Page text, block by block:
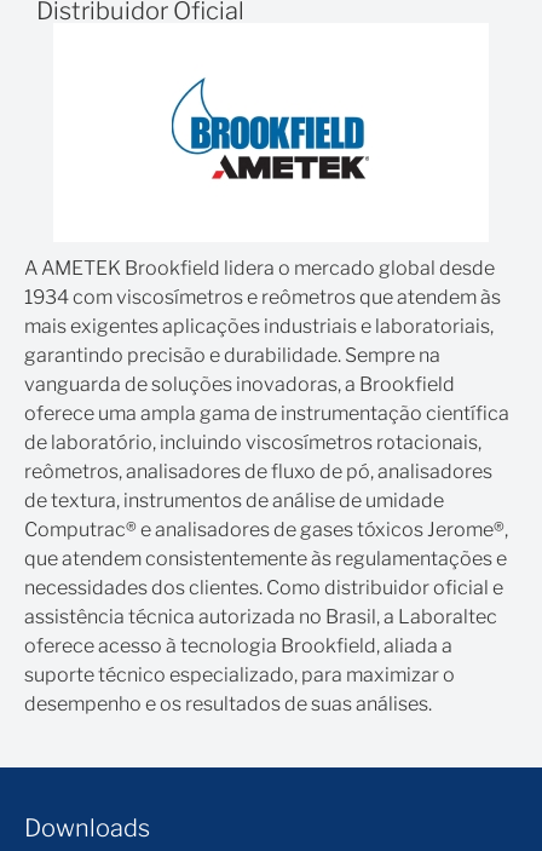
Como distribuidores da
oferecemos suporte técnico especializado para que
nossos clientes possam aproveitar ao máximo todos
os recursos do seu instrumento.
Laboraltec, acesse nossa páginaviscosímetros
Brookfielde descubra as tecnologias mais recentes em
análise de viscosidade e caracterização de materiais.
Pois se preferir, fale com nossos especialistas e receba
suporte técnico e orientação na escolha do
instrumento ideal para a sua aplicação.
Distribuidor Oficial
A AMETEK Brookfield lidera o mercado global desde
1934 com viscosímetros e reômetros que atendem às
mais exigentes aplicações industriais e laboratoriais,
garantindo precisão e durabilidade. Sempre na
vanguarda de soluções inovadoras, a Brookfield
oferece uma ampla gama de instrumentação científica
de laboratório, incluindo viscosímetros rotacionais,
reômetros, analisadores de fluxo de pó, analisadores
de textura, instrumentos de análise de umidade
Computrac® e analisadores de gases tóxicos Jerome®,
que atendem consistentemente às regulamentações e
necessidades dos clientes. Como distribuidor oficial e
assistência técnica autorizada no Brasil, a Laboraltec
oferece acesso à tecnologia Brookfield, aliada a
suporte técnico especializado, para maximizar o
desempenho e os resultados de suas análises.
Downloads